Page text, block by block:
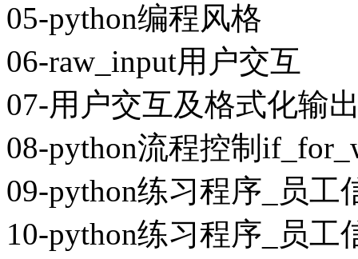
05-python编程风格
06-raw_input用户交互
07-用户交互及格式化输
08-python流程控制
09-python练习程序_员工
10-python练习程序_员工